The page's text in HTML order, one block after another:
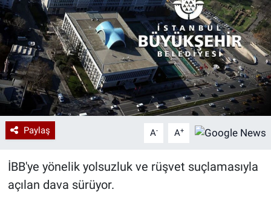
Paylaş A- A+
İBB'ye yönelik yolsuzluk ve rüşvet suçlamasıyla
açılan dava sürüyor.
Kadın
Erişim Bilgileri
Sağlık
Teknoloji
Ramazan